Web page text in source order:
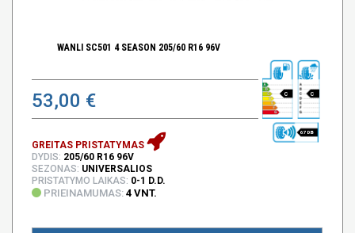
WANLI SC501 4 SEASON 205/60 R16 96V
53,00 € C C
67 DB
GREITAS PRISTATYMAS
DYDIS: 205/60 R16 96V
SEZONAS: UNIVERSALIOS
PRISTATYMO LAIKAS: 0-1 D.D.
PRIEINAMUMAS: 4 VNT.